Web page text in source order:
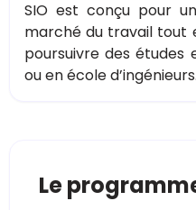
SIO est conçu pour
marché du travail tout
poursuivre des études
ou en école d’ingénieurs​.
Le